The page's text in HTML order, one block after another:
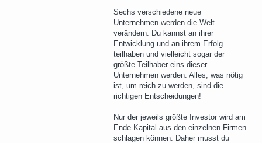
Sechs verschiedene neue
Unternehmen werden die Welt
verändern. Du kannst an ihrer
Entwicklung und an ihrem Erfolg
teilhaben und vielleicht sogar der
größte Teilhaber eins dieser
Unternehmen werden. Alles, was nötig
ist, um reich zu werden, sind die
richtigen Entscheidungen!
Nur der jeweils größte Investor wird am
Ende Kapital aus den einzelnen Firmen
schlagen können. Daher musst du